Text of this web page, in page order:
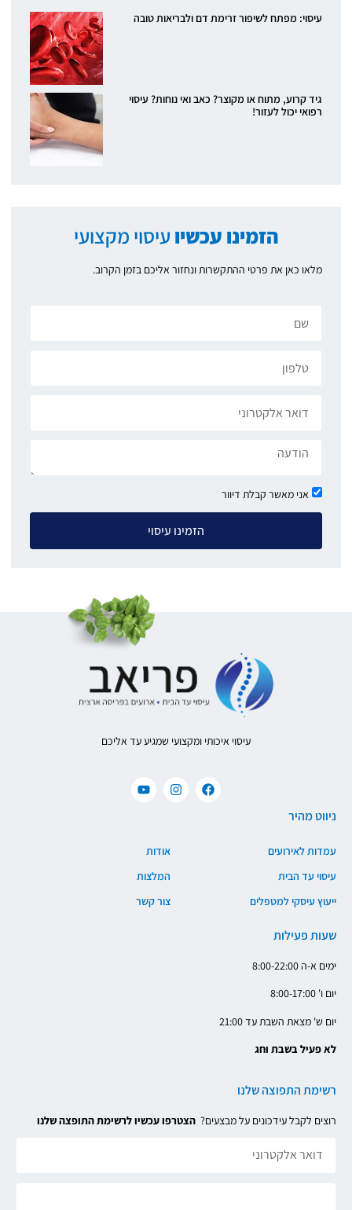
עיסוי: מפתח לשיפור זרימת דם ולבריאות טובה
גיד קרוע, מתוח או מקוצר? כאב ואי נוחות? עיסוי
רפואי יכול לעזור!
הזמינו עכשיו עיסוי מקצועי
מלאו כאן את פרטי ההתקשרות ונחזור אליכם בזמן הקרוב.
אני מאשר קבלת דיוור
הזמינו עיסוי
עיסוי איכותי ומקצועי שמגיע עד אליכם
ניווט מהיר
עמדות לאירועים
עיסוי עד הבית
ייעוץ עיסקי למטפלים
אודות
המלצות
צור קשר
שעות פעילות
ימים א-ה 8:00-22:00
יום ו' 8:00-17:00
יום ש' מצאת השבת עד 21:00
לא פעיל בשבת וחג
רשימת התפוצה שלנו
רוצים לקבל עידכונים על מבצעים? הצטרפו עכשיו לרשימת התופצה שלנו